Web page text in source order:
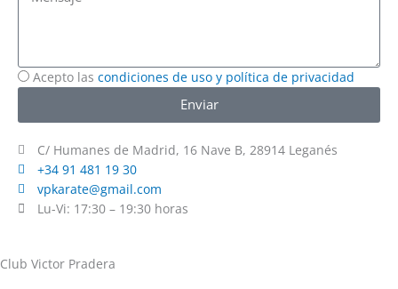
Acepto las condiciones de uso y política de privacidad
Enviar
C/ Humanes de Madrid, 16 Nave B, 28914 Leganés
+34 91 481 19 30
vpkarate@gmail.com
Lu-Vi: 17:30 – 19:30 horas
Club Victor Pradera